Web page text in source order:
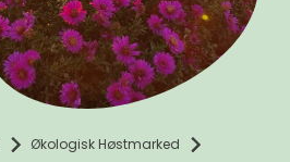
Økologisk Høstmarked